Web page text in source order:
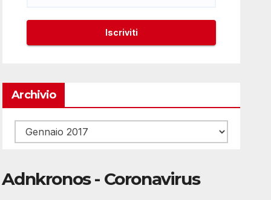
Archivio
Archivio
Adnkronos - Coronavirus